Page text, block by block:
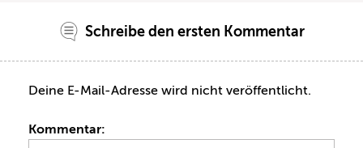
Schreibe den ersten Kommentar
Deine E-Mail-Adresse wird nicht veröffentlicht.
Kommentar: